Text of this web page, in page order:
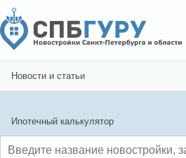
Новости и статьи
Ипотечный калькулятор